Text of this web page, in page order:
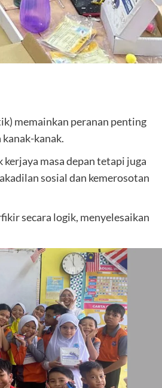
memainkan peranan penting
kanak.
masa depan tetapi juga
sosial dan kemerosotan
secara logik, menyelesaikan